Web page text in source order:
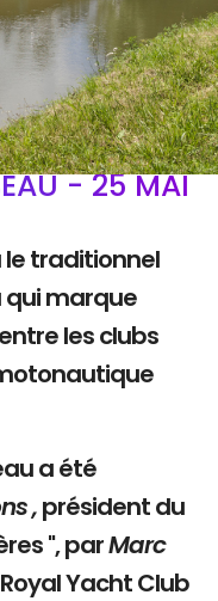
- 25 MAI
le traditionnel
marque
les clubs
a été
,président du
", parMarc
Yacht Club